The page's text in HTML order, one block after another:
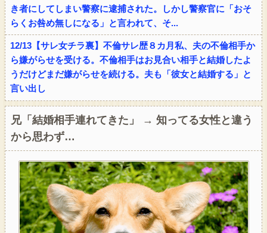
き者にしてしまい警察に逮捕された。しかし警察官に「おそ
らくお咎め無しになる」と言われて、そ...
12/13【サレ女チラ裏】不倫サレ歴８カ月私、夫の不倫相手か
ら嫌がらせを受ける。不倫相手はお見合い相手と結婚したよ
うだけどまだ嫌がらせを続ける。夫も「彼女と結婚する」と
言い出し
兄「結婚相手連れてきた」 → 知ってる女性と違う
から思わず…